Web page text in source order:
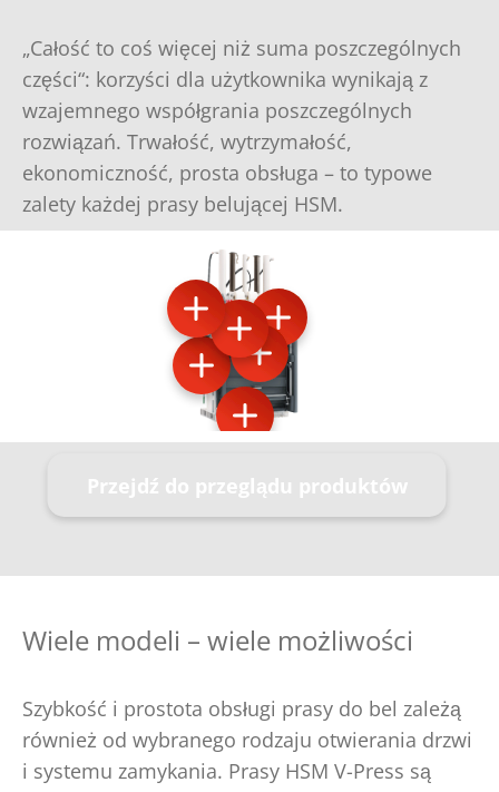
„Całość to coś więcej niż suma poszczególnych
części“: korzyści dla użytkownika wynikają z
wzajemnego współgrania poszczególnych
rozwiązań. Trwałość, wytrzymałość,
ekonomiczność, prosta obsługa – to typowe
zalety każdej prasy belującej HSM.
Przejdź do przeglądu produktów
Wiele modeli – wiele możliwości
Szybkość i prostota obsługi prasy do bel zależą
również od wybranego rodzaju otwierania drzwi
i systemu zamykania. Prasy HSM V-Press są